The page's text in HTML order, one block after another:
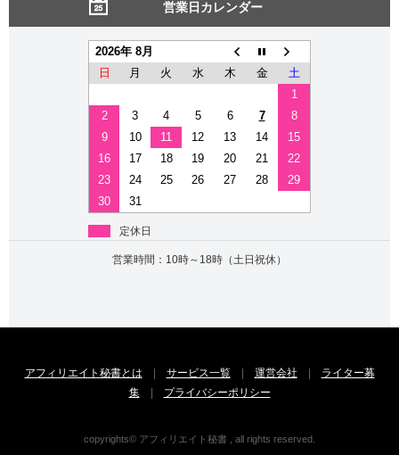
営業日カレンダー
2026年 8月
日
月 火 水 木 金
土
1
2
3 4 5 6 7
8
9
10 11 12 13 14
15
16
17 18 19 20 21
22
23
24 25 26 27 28
29
30
31
定休日
営業時間：10時～18時（土日祝休）
アフィリエイト秘書とは | サービス一覧| 運営会社 |
ライター募
集| プライバシーポリシー
copyrights© アフィリエイト秘書 , all rights reserved.